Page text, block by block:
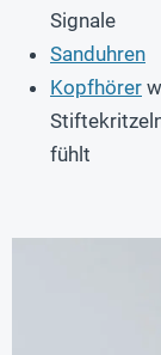
Signale
Sanduhren
Kopfhörer
fühlt